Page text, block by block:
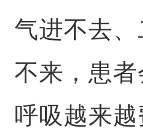
气进不去
不来，患
呼吸越来